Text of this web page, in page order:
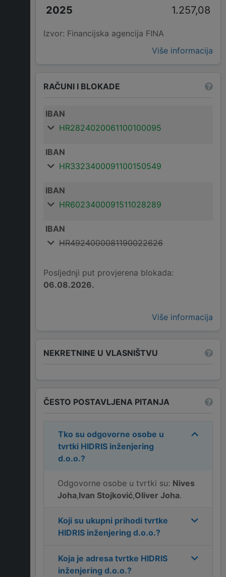
1.257,08
Izvor: Financijska agencija FINA
Više informacija
RAČUNI I BLOKADE
IBAN
HR2824020061100100095
IBAN
HR3323400091100150549
IBAN
HR6023400091511028289
IBAN
HR4924000081190022626
Posljednji put provjerena blokada:
06.08.2026.
Više informacija
NEKRETNINE U VLASNIŠTVU
ČESTO POSTAVLJENA PITANJA
Tko su odgovorne osobe u
tvrtki HIDRIS inženjering
d.o.o.?
Odgovorne osobe u tvrtki su: Nives
Joha,Ivan Stojković,Oliver Joha.
Koji su ukupni prihodi tvrtke
HIDRIS inženjering d.o.o.?
Koja je adresa tvrtke HIDRIS
inženjering d.o.o.?